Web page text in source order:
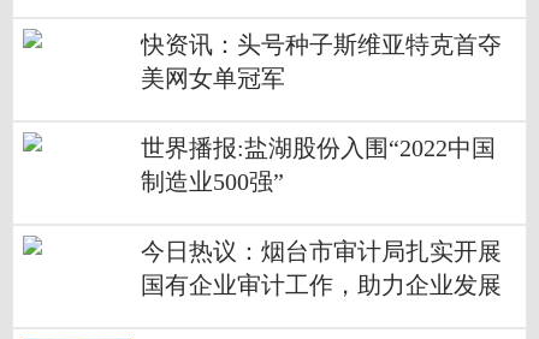
快资讯：头号种子斯维亚特克首夺
美网女单冠军
世界播报:盐湖股份入围“2022中国
制造业500强”
今日热议：烟台市审计局扎实开展
国有企业审计工作，助力企业发展